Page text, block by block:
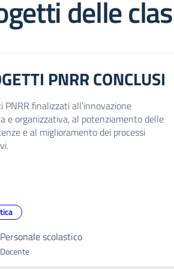
delle
PNRR CONCLUSI
PNRR finalizzati all’innovazione
e organizzativa, al potenziamento delle
e al miglioramento dei processi
Personale scolastico
Docente